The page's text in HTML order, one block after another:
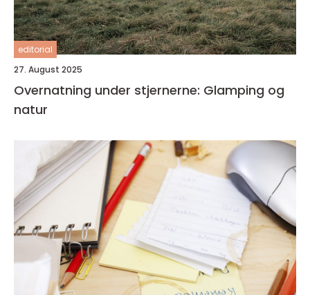
editorial
27. August 2025
Overnatning under stjernerne: Glamping og
natur